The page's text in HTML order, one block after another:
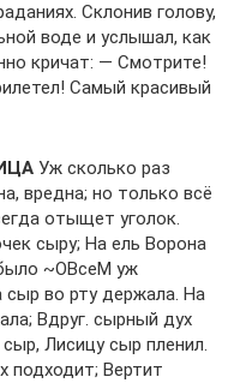
Склонив голову,
воде и услышал, как
кричат: — Смотрите!
Самый красивый
Уж сколько раз
вредна; но только всё
отыщет уголок.
сыру; На ель Ворона
~OBceM уж
сыр во рту держала. На
Вдруг. сырный дух
Лисицу сыр пленил.
подходит; Вертит